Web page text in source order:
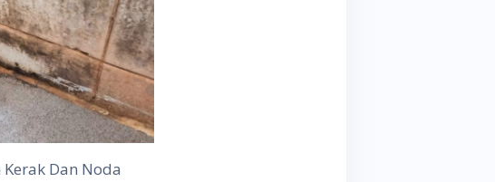
Dan Noda